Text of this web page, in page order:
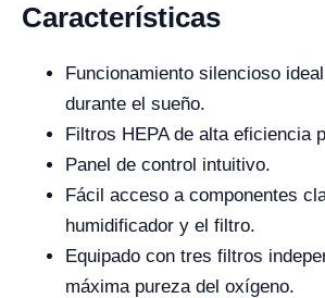
Características
Funcionamiento silencioso
durante el sueño.
Filtros HEPA de alta eficiencia
Panel de control intuitivo.
Fácil acceso a componentes
humidificador y el filtro.
Equipado con tres filtros
máxima pureza del oxígeno.